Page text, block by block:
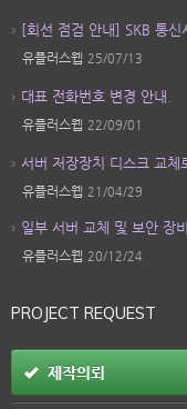
[회선 점검 안내] SKB 통신
유플러스웹 25/07/13
대표 전화번호 변경 안내.
유플러스웹 22/09/01
서버 저장장치 디스크 교체
유플러스웹 21/04/29
일부 서버 교체 및 보안 장
유플러스웹 20/12/24
PROJECT REQUEST
제작의뢰